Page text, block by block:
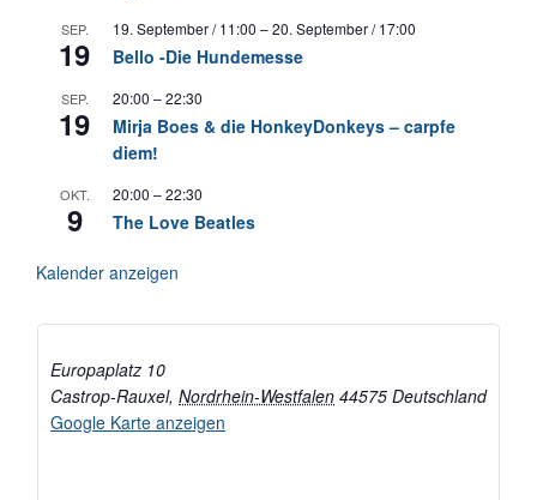
SEP.
19
19. September / 11:00 –20. September / 17:00
Bello -Die Hundemesse
SEP.
19
20:00 –22:30
Mirja Boes & die HonkeyDonkeys – carpfe
diem!
OKT.
9
20:00 –22:30
The Love Beatles
Kalender anzeigen
Europaplatz 10
Castrop-Rauxel, Nordrhein-Westfalen 44575 Deutschland
Google Karte anzeigen